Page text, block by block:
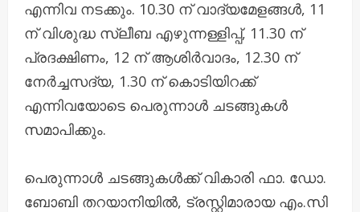
എന്നിവ നടക്കും. 10.30 ന് വാദ്യമേളങ്ങൾ, 11
ന് വിശുദ്ധ സ്ലീബ എഴുന്നള്ളിപ്പ്, 11.30 ന്
പ്രദക്ഷിണം, 12 ന് ആശിർവാദം, 12.30 ന്
നേർച്ചസദ്യ, 1.30 ന് കൊടിയിറക്ക്
എന്നിവയോടെ പെരുന്നാൾ ചടങ്ങുകൾ
സമാപിക്കും.
പെരുന്നാൾ ചടങ്ങുകൾക്ക് വികാരി ഫാ. ഡോ.
ബോബി തറയാനിയിൽ, ട്രസ്റ്റിമാരായ എം.സി